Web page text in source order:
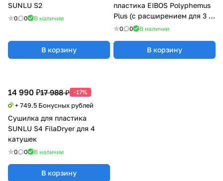
SUNLU S2
0 0 В наличии
В корзину
пластика EIBOS Polyphemus
Plus (с расширением для 3 кг
катушки)
0 0 В наличии
В корзину
14 990 ₽17 988 ₽ -17%
+ 749.5 Бонусных рублей
Сушилка для пластика
SUNLU S4 FilaDryer для 4
катушек
0 0 В наличии
В корзину